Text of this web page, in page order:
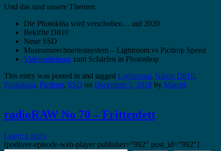
Und das sind unsere Themen:
Die Photokina wird verschoben… auf 2020
Bekiffte D810
Neue SSD
Museumsrechnertestsystem – Lightroom vs Picdrop Speed
Videoanleitung zum Schärfen in Photoshop
This entry was posted in and tagged Lightroom, Nikon D810,
Photokina, Picdrop, SSD on December 5, 2018 by Marcel.
radioRAW No 70 – Frittenfett
Leave a reply
[podlove-episode-web-player publisher="992" post_id="992"]